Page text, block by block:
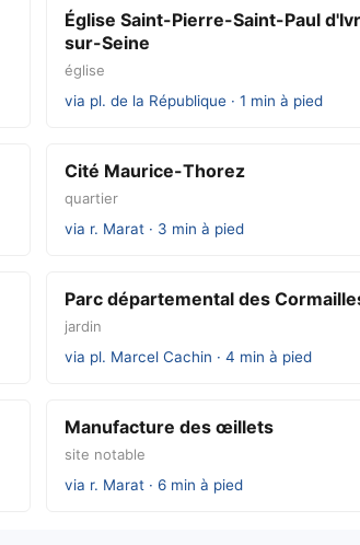
Église Saint-Pierre-Saint-Paul
sur-Seine
église
via pl. de la République · 1 min à pied
Cité Maurice-Thorez
quartier
via r. Marat · 3 min à pied
Parc départemental des
jardin
via pl. Marcel Cachin · 4 min à pied
Manufacture des œillets
site notable
via r. Marat · 6 min à pied